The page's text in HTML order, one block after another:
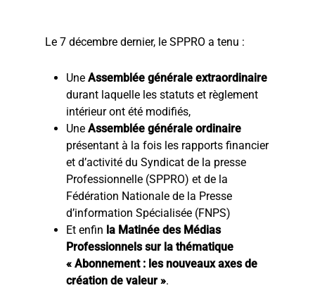
Le 7 décembre dernier, le SPPRO a tenu :
Une Assemblée générale extraordinaire
durant laquelle les statuts et règlement
intérieur ont été modifiés,
Une Assemblée générale ordinaire
présentant à la fois les rapports financier
et d’activité du Syndicat de la presse
Professionnelle (SPPRO) et de la
Fédération Nationale de la Presse
d’information Spécialisée (FNPS)
Et enfin la Matinée des Médias
Professionnels sur la thématique
« Abonnement : les nouveaux axes de
création de valeur ».